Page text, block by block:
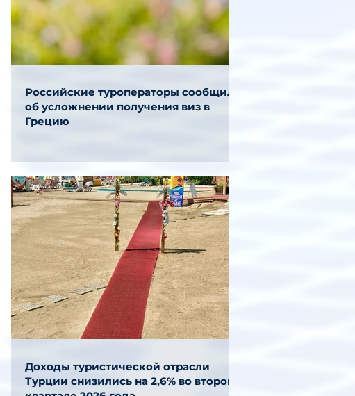
Российские туроператоры сообщили
об усложнении получения виз в
Грецию
Доходы туристической отрасли
Турции снизились на 2,6% во втором